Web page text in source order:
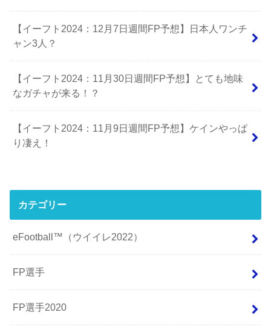
【イーフト2024：12月7日週間FP予想】日本人ワンチ
ャン3人？
【イーフト2024：11月30日週間FP予想】とても地味
なガチャが来る！？
【イーフト2024：11月9日週間FP予想】ケインやっぱ
り凄え！
カテゴリー
eFootball™（ウイイレ2022）
FP選手
FP選手2020